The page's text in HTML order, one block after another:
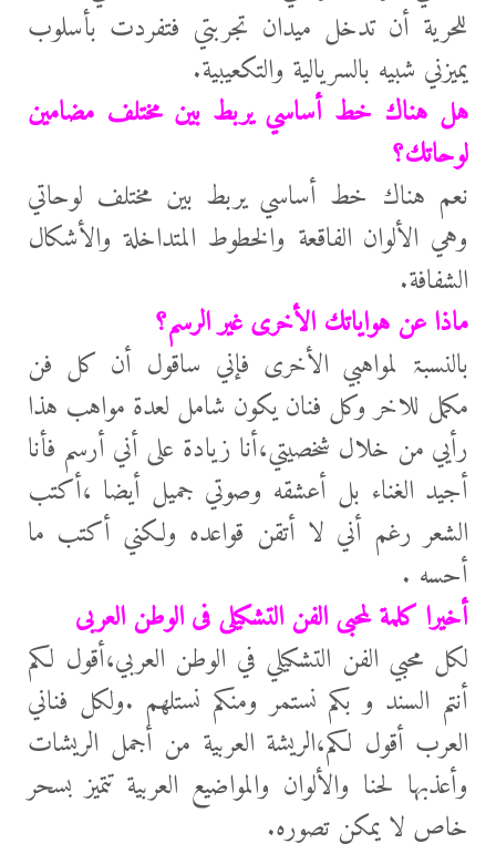
للحرية أن تدخل ميدان تجربتي فتفردت بأسلوب
يميزني شبيه بالسريالية والتكعيبية.
هل هناك خط أساسي يربط بين مختلف مضامين
لوحاتك؟
نعم هناك خط أساسي يربط بين مختلف لوحاتي
وهي الألوان الفاقعة والخطوط المتداخلة والأشكال
الشفافة.
ماذا عن هواياتك الأخرى غير الرسم؟
بالنسبۃ لمواهبي الأخری فإني ساقول أن كل فن
مكمل للاخر وكل فنان يكون شامل لعدۃ مواهب هذا
رأيي من خلال شخصيتي،أنا زيادۃ علی أني أرسم فأنا
أجيد الغناء بل أعشقه وصوتي جميل أيضا ،أكتب
الشعر رغم أني لا أتقن قواعده ولكني أكتب ما
أحسه .
أخيرا كلمة لمحبى الفن التشكيلى فى الوطن العربى
لكل محبي الفن التشكيلي في الوطن العربي،أقول لكم
أنتم السند و بكم نستمر ومنكم نستلهم .ولكل فناني
العرب أقول لكم،الريشة العربية من أجمل الريشات
وأعذبها لحنا والألوان والمواضيع العربية تتميز بسحر
خاص لا يمكن تصوره.